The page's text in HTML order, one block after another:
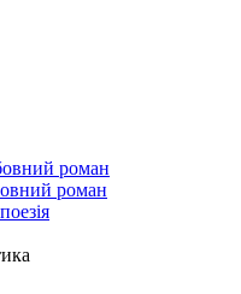
роман
роман